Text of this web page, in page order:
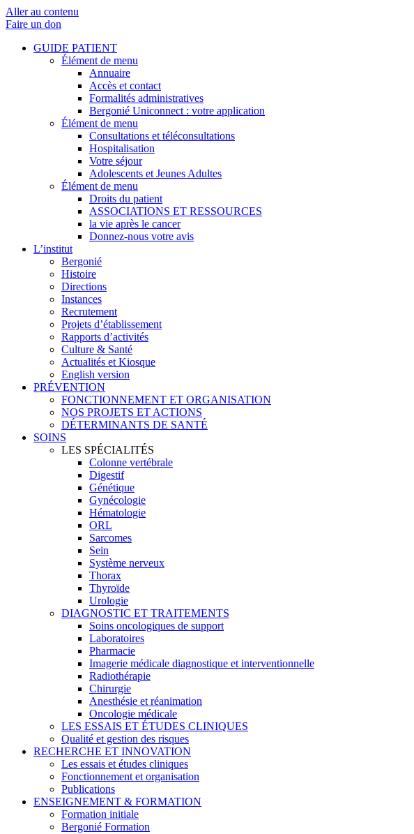
Aller au contenu
Faire un don
GUIDE PATIENT
Élément de menu
Annuaire
Accès et contact
Formalités administratives
Bergonié Uniconnect : votre application
Élément de menu
Consultations et téléconsultations
Hospitalisation
Votre séjour
Adolescents et Jeunes Adultes
Élément de menu
Droits du patient
ASSOCIATIONS ET RESSOURCES
la vie après le cancer
Donnez-nous votre avis
L’institut
Bergonié
Histoire
Directions
Instances
Recrutement
Projets d’établissement
Rapports d’activités
Culture & Santé
Actualités et Kiosque
English version
PRÉVENTION
FONCTIONNEMENT ET ORGANISATION
NOS PROJETS ET ACTIONS
DÉTERMINANTS DE SANTÉ
SOINS
LES SPÉCIALITÉS
Colonne vertébrale
Digestif
Génétique
Gynécologie
Hématologie
ORL
Sarcomes
Sein
Système nerveux
Thorax
Thyroïde
Urologie
DIAGNOSTIC ET TRAITEMENTS
Soins oncologiques de support
Laboratoires
Pharmacie
Imagerie médicale diagnostique et interventionnelle
Radiothérapie
Chirurgie
Anesthésie et réanimation
Oncologie médicale
LES ESSAIS ET ÉTUDES CLINIQUES
Qualité et gestion des risques
RECHERCHE ET INNOVATION
Les essais et études cliniques
Fonctionnement et organisation
Publications
ENSEIGNEMENT & FORMATION
Formation initiale
Bergonié Formation